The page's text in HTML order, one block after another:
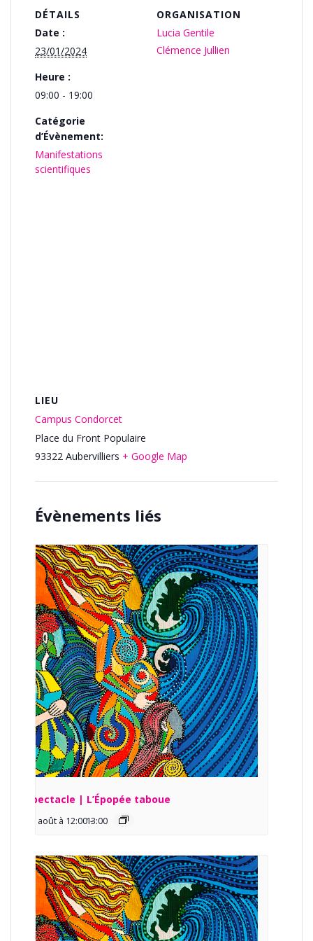
DÉTAILS
Date :
23/01/2024
Heure :
09:00 - 19:00
Catégorie
d’Évènement:
Manifestations
scientifiques
ORGANISATION
Lucia Gentile
Clémence Jullien
LIEU
Campus Condorcet
Place du Front Populaire
93322 Aubervilliers + Google Map
Évènements liés
Spectacle | L’Épopée taboue
13 août à 12:00 -
13:00